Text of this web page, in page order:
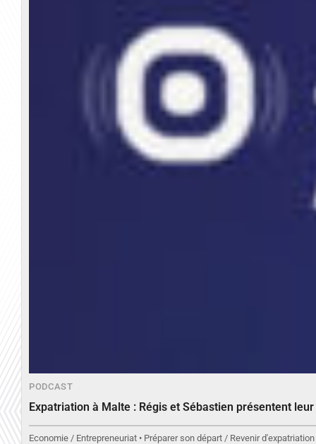
PODCAST
Expatriation à Malte : Régis et Sébastien présentent
Economie / Entrepreneuriat • Préparer son départ / Revenir d'expatriation